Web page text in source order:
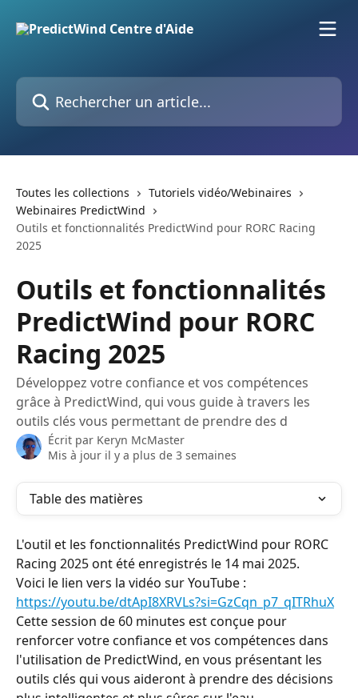
Rechercher un article...
Toutes les collections
Tutoriels vidéo/Webinaires
Webinaires PredictWind
Outils et fonctionnalités PredictWind pour RORC Racing
2025
Outils et fonctionnalités
PredictWind pour RORC
Racing 2025
Développez votre confiance et vos compétences
grâce à PredictWind, qui vous guide à travers les
outils clés vous permettant de prendre des d
Écrit par Keryn McMaster
Mis à jour il y a plus de 3 semaines
Table des matières
L'outil et les fonctionnalités PredictWind pour RORC
Racing 2025 ont été enregistrés le 14 mai 2025.
Voici le lien vers la vidéo sur YouTube :
https://youtu.be/dtApI8XRVLs?si=GzCqn_p7_qITRhuX
Cette session de 60 minutes est conçue pour
renforcer votre confiance et vos compétences dans
l'utilisation de PredictWind, en vous présentant les
outils clés qui vous aideront à prendre des décisions